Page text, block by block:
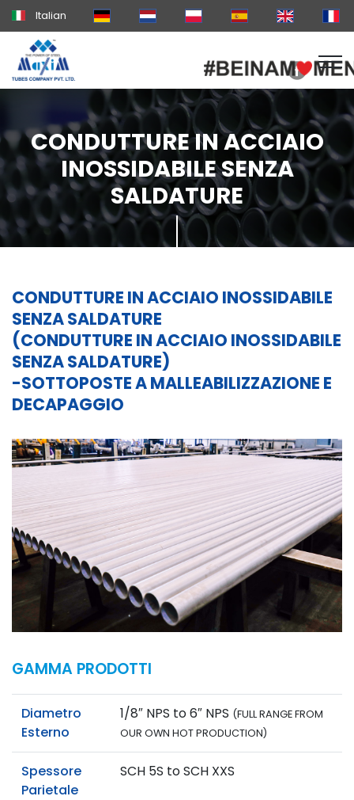
Italian
CONDUTTURE IN ACCIAIO
INOSSIDABILE SENZA
SALDATURE
CONDUTTURE IN ACCIAIO INOSSIDABILE
SENZA SALDATURE
(CONDUTTURE IN ACCIAIO INOSSIDABILE
SENZA SALDATURE)
-SOTTOPOSTE A MALLEABILIZZAZIONE E
DECAPAGGIO
GAMMA PRODOTTI
Diametro
Esterno
1/8″ NPS to 6″ NPS (FULL RANGE FROM
OUR OWN HOT PRODUCTION)
Spessore
Parietale
SCH 5S to SCH XXS